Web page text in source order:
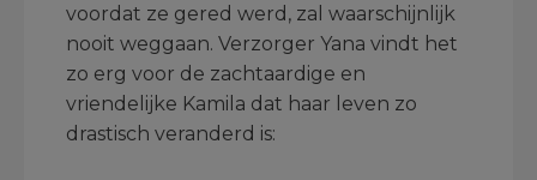
voordat ze gered werd, zal waarschijnlijk
nooit weggaan. Verzorger Yana vindt het
zo erg voor de zachtaardige en
vriendelijke Kamila dat haar leven zo
drastisch veranderd is: